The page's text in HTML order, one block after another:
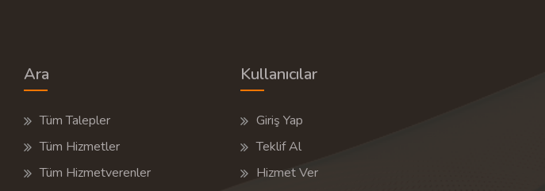
Ara
Tüm Talepler
Tüm Hizmetler
Tüm Hizmetverenler
Kullanıcılar
Giriş Yap
Teklif Al
Hizmet Ver